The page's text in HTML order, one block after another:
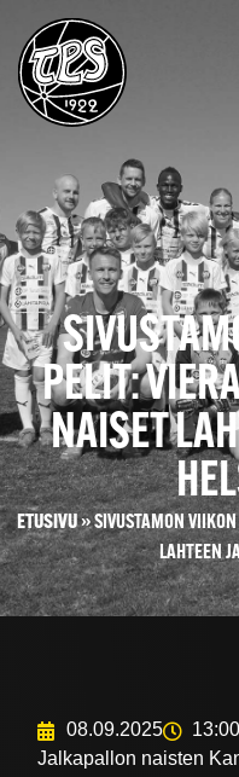
PELIT:
NAISET
ETUSIVU»SIVUSTAMON
LAHTEEN
08.09.2025
13:00
Jalkapallon naisten